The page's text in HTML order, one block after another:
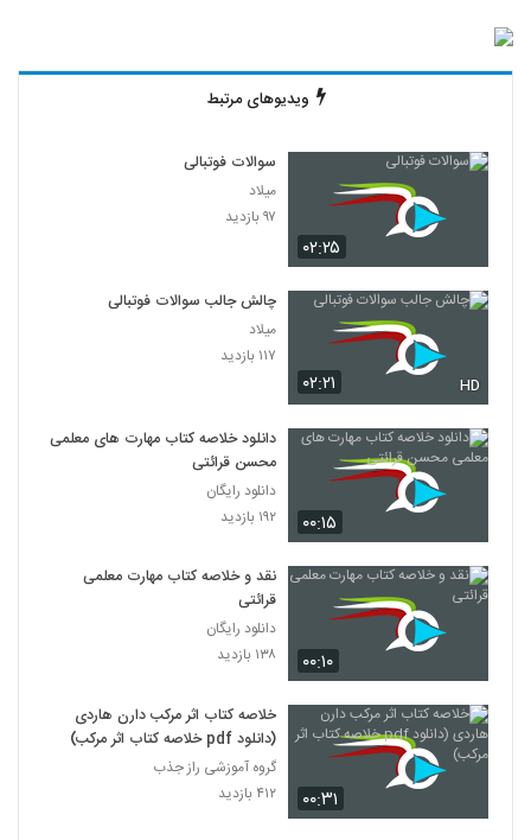
ویدیوهای مرتبط
۰۲:۲۵
سوالات فوتبالی
میلاد
۹۷ بازدید
۰۲:۲۱ HD
چالش جالب سوالات فوتبالی
میلاد
۱۱۷ بازدید
۰۰:۱۵
دانلود خلاصه کتاب مهارت های معلمی
محسن قرائتی
دانلود رایگان
۱۹۲ بازدید
۰۰:۱۰
نقد و خلاصه کتاب مهارت معلمی
قرائتی
دانلود رایگان
۱۳۸ بازدید
۰۰:۳۱
خلاصه کتاب اثر مرکب دارن هاردی
(دانلود pdf خلاصه کتاب اثر مرکب)
گروه آموزشی راز جذب
۴۱۲ بازدید